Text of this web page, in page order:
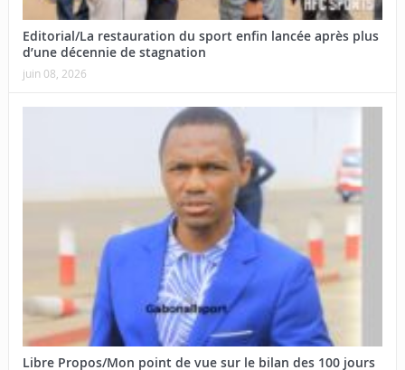
Editorial/La restauration du sport enfin lancée après plus
d’une décennie de stagnation
juin 08, 2026
Libre Propos/Mon point de vue sur le bilan des 100 jours